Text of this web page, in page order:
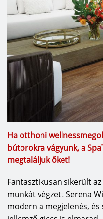
Ha otthoni
bútorokra vágyunk, a
megtaláljuk őket!
Fantasztikusan sikerült
munkát végzett Serena
modern a megjelenés,